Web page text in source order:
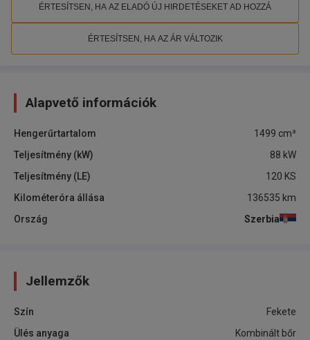
ÉRTESÍTSEN, HA AZ ELADÓ ÚJ HIRDETÉSEKET AD HOZZÁ
ÉRTESÍTSEN, HA AZ ÁR VÁLTOZIK
Alapvető információk
Hengerűrtartalom 1499 cm³
Teljesítmény (kW)
88 kW
Teljesítmény (LE)
120 KS
Kilométeróra állása
136535 km
Ország
Szerbia
Jellemzők
Szín
Fekete
Ülés anyaga
Kombinált bőr